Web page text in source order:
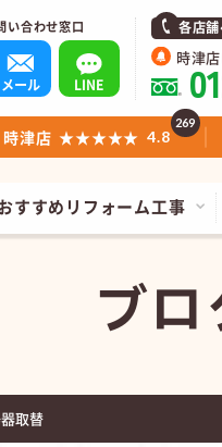
い合わせ窓口
メール LINE
各店
時津店
すすめリフォーム工事
時津店 ★★★★★ 4.8
269
ブロ
取替